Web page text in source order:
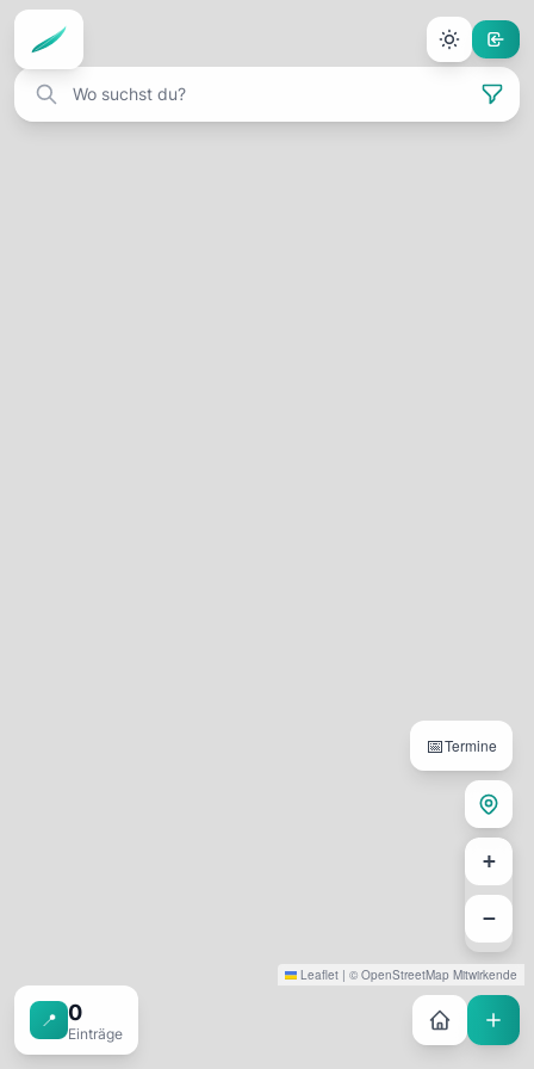
📅Termine
+
−
Leaflet | © OpenStreetMap Mitwirkende
📍 0
Einträge